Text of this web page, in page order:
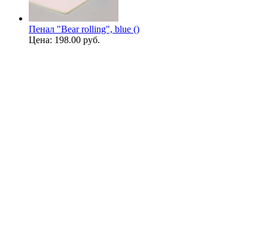
Пенал "Bear rolling", blue ()
Цена: 198.00 руб.